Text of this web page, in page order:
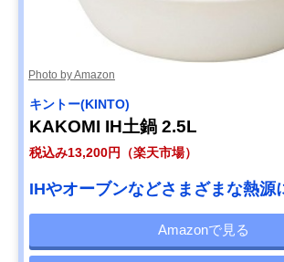
Photo by Amazon
キントー(KINTO)
KAKOMI IH土鍋 2.5L
税込み13,200円（楽天市場）
IHやオーブンなどさまざまな熱源
Amazonで見る